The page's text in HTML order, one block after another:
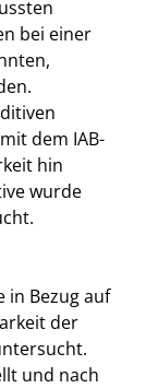
bei einer
dem IAB-
hin
wurde
in Bezug auf
der
und nach